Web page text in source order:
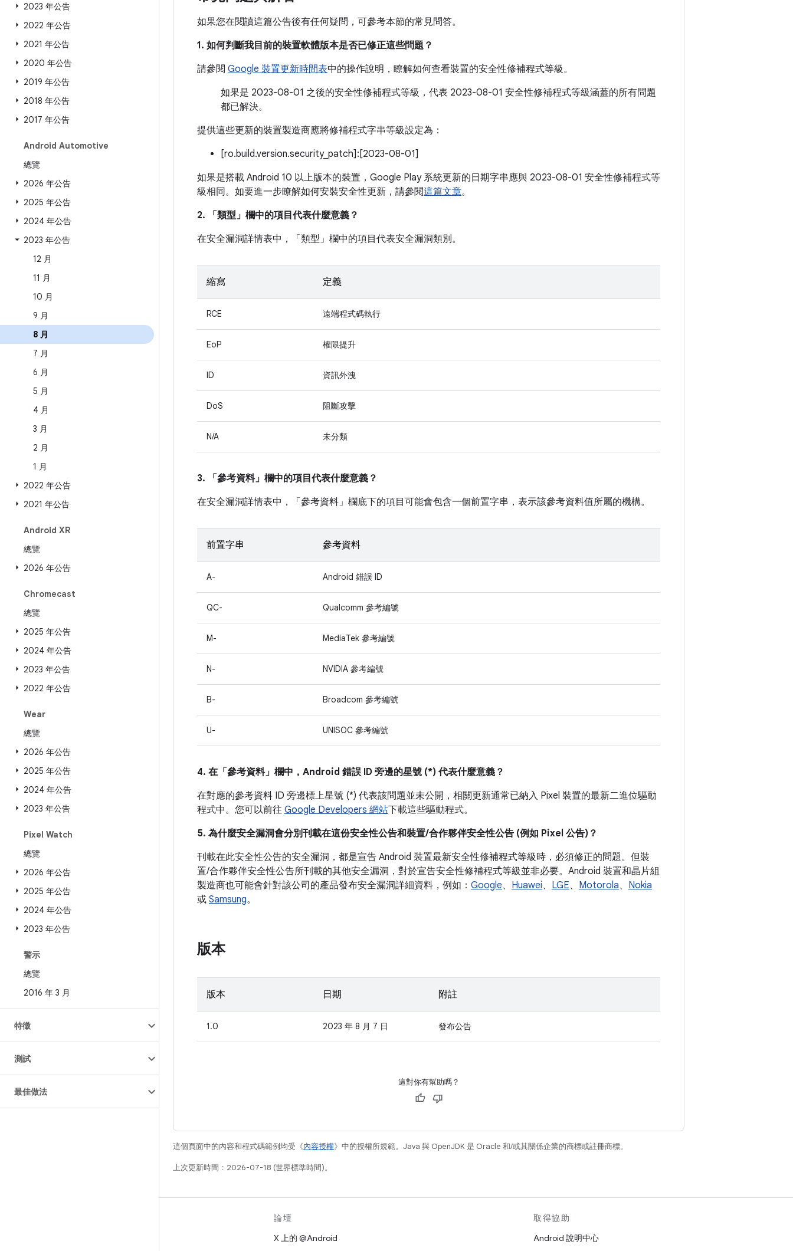
2023 年公告
2022 年公告
2021 年公告
2020 年公告
2019 年公告
2018 年公告
2017 年公告
Android Automotive
總覽
2026 年公告
2025 年公告
2024 年公告
2023 年公告
12 月
11 月
10 月
9 月
8 月
7 月
6 月
5 月
4 月
3 月
2 月
1 月
2022 年公告
2021 年公告
Android XR
總覽
2026 年公告
Chromecast
總覽
2025 年公告
2024 年公告
2023 年公告
2022 年公告
Wear
總覽
2026 年公告
2025 年公告
2024 年公告
2023 年公告
Pixel Watch
總覽
2026 年公告
2025 年公告
2024 年公告
2023 年公告
警示
總覽
2016 年 3 月
特徵
測試
最佳做法
如果您在閱讀這篇公告後有任何疑問，可參考本節的常見問答。
1. 如何判斷我目前的裝置軟體版本是否已修正這些問題？
請參閱 Google 裝置更新時間表中的操作說明，瞭解如何查看裝置的安全性修補程式等級。
如果是 2023-08-01 之後的安全性修補程式等級，代表 2023-08-01 安全性修補程式等級涵蓋的所有問題
都已解決。
提供這些更新的裝置製造商應將修補程式字串等級設定為：
[ro.build.version.security_patch]:[2023-08-01]
如果是搭載 Android 10 以上版本的裝置，Google Play 系統更新的日期字串應與 2023-08-01 安全性修補程式等
級相同。如要進一步瞭解如何安裝安全性更新，請參閱這篇文章。
2. 「類型」 欄中的項目代表什麼意義？
在安全漏洞詳情表中，「類型」 欄中的項目代表安全漏洞類別。
縮寫 定義
RCE 遠端程式碼執行
EoP 權限提升
ID 資訊外洩
DoS 阻斷攻擊
N/A 未分類
3. 「參考資料」 欄中的項目代表什麼意義？
在安全漏洞詳情表中，「參考資料」 欄底下的項目可能會包含一個前置字串，表示該參考資料值所屬的機構。
前置字串 參考資料
A- Android 錯誤 ID
QC- Qualcomm 參考編號
M- MediaTek 參考編號
N- NVIDIA 參考編號
B- Broadcom 參考編號
U- UNISOC 參考編號
4. 在「參考資料」 欄中，Android 錯誤 ID 旁邊的星號 (*) 代表什麼意義？
在對應的參考資料 ID 旁邊標上星號 (*) 代表該問題並未公開，相關更新通常已納入 Pixel 裝置的最新二進位驅動
程式中。您可以前往 Google Developers 網站下載這些驅動程式。
5. 為什麼安全漏洞會分別刊載在這份安全性公告和裝置/合作夥伴安全性公告 (例如 Pixel 公告)？
刊載在此安全性公告的安全漏洞，都是宣告 Android 裝置最新安全性修補程式等級時，必須修正的問題。但裝
置/合作夥伴安全性公告所刊載的其他安全漏洞，對於宣告安全性修補程式等級並非必要。Android 裝置和晶片組
製造商也可能會針對該公司的產品發布安全漏洞詳細資料，例如： Google、 Huawei、 LGE、 Motorola、 Nokia
或 Samsung。
版本
版本 日期 附註
1.0 2023 年 8 月 7 日 發布公告
這對你有幫助嗎？
這個頁面中的內容和程式碼範例均受《內容授權》中的授權所規範。Java 與 OpenJDK 是 Oracle 和/或其關係企業的商標或註冊商標。
上次更新時間：2026-07-18 (世界標準時間)。
論壇
X 上的 @Android
取得協助
Android 說明中心